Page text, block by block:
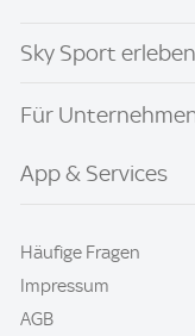
Sky Sport erleben
Für
App & Services
Häufige Fragen
Impressum
AGB